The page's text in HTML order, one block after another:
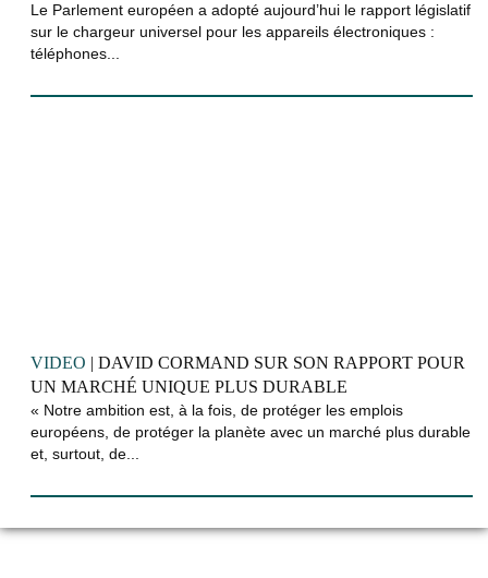
Le Parlement européen a adopté aujourd’hui le rapport législatif
sur le chargeur universel pour les appareils électroniques :
téléphones...
VIDEO | DAVID CORMAND SUR SON RAPPORT POUR
UN MARCHÉ UNIQUE PLUS DURABLE
« Notre ambition est, à la fois, de protéger les emplois
européens, de protéger la planète avec un marché plus durable
et, surtout, de...